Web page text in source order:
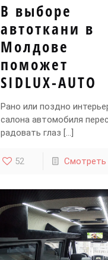
В выборе
автоткани в
Молдове
поможет
SIDLUX-AUTO
Рано или поздно
салона автомобиля
радовать глаз […]
52 Смотреть